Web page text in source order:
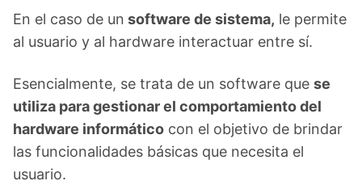
software de sistema,
le permite
al usuario y al hardware interactuar entre sí.
Esencialmente, se trata de un software que
utiliza para gestionar el comportamiento del
hardware informático
con el objetivo de brindar
las funcionalidades básicas que necesita el
usuario.